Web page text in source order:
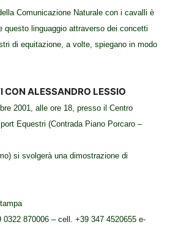
Comunicazione Naturale con i cavalli è
questo linguaggio attraverso dei concetti
di equitazione, a volte, spiegano in modo
CON ALESSANDRO LESSIO
2001, alle ore 18, presso il Centro
Equestri (Contrada Piano Porcaro –
si svolgerà una dimostrazione di
870006 – cell. +39 347 4520655 e-